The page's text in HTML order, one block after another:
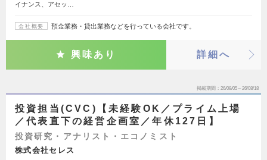
イナンス、アセッ…
会社概要 預金業務・貸出業務などを行っている会社です。
興味あり 詳細へ
掲載期間 26/08/05～26/08/18
投資担当(CVC)【未経験OK／プライム上場
／代表直下の経営企画室／年休127日】
投資研究・アナリスト・エコノミスト
株式会社セレス